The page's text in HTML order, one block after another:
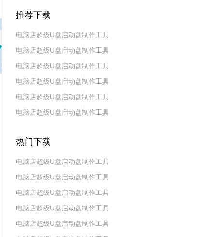
推荐下载
电脑店超级U盘启动盘制作工具
v7.5_2606
电脑店超级U盘启动盘制作工具
v7.5_2604
电脑店超级U盘启动盘制作工具
v7.5_2602
电脑店超级U盘启动盘制作工具
v7.5_2511
电脑店超级U盘启动盘制作工具
v7.5_2509
电脑店超级U盘启动盘制作工具
热门下载
电脑店超级U盘启动盘制作工具
v7.5_2606
电脑店超级U盘启动盘制作工具
v7.5_2604
电脑店超级U盘启动盘制作工具
v7.5_2602
电脑店超级U盘启动盘制作工具
v7.5 2019(天蓬元帅版)
电脑店超级U盘启动盘制作工具